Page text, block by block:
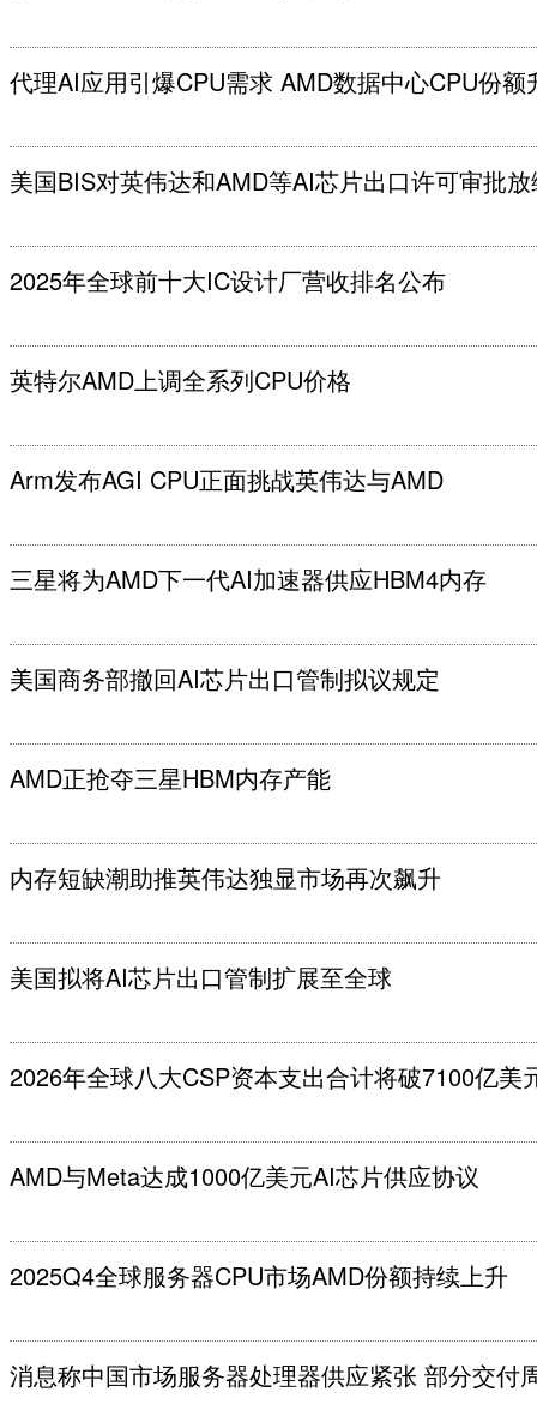
代理AI应用引爆CPU需求 AMD数据中心CPU份额
美国BIS对英伟达和AMD等AI芯片出口许可审批
2025年全球前十大IC设计厂营收排名公布
英特尔AMD上调全系列CPU价格
Arm发布AGI CPU正面挑战英伟达与AMD
三星将为AMD下一代AI加速器供应HBM4内存
美国商务部撤回AI芯片出口管制拟议规定
AMD正抢夺三星HBM内存产能
内存短缺潮助推英伟达独显市场再次飙升
美国拟将AI芯片出口管制扩展至全球
2026年全球八大CSP资本支出合计将破7100亿美
AMD与Meta达成1000亿美元AI芯片供应协议
2025Q4全球服务器CPU市场AMD份额持续上升
消息称中国市场服务器处理器供应紧张 部分交付